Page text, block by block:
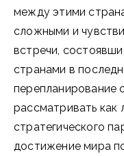
между этими
сложными и
встречи,
странами в
перепланирование
рассматривать
стратегического
достижение мира